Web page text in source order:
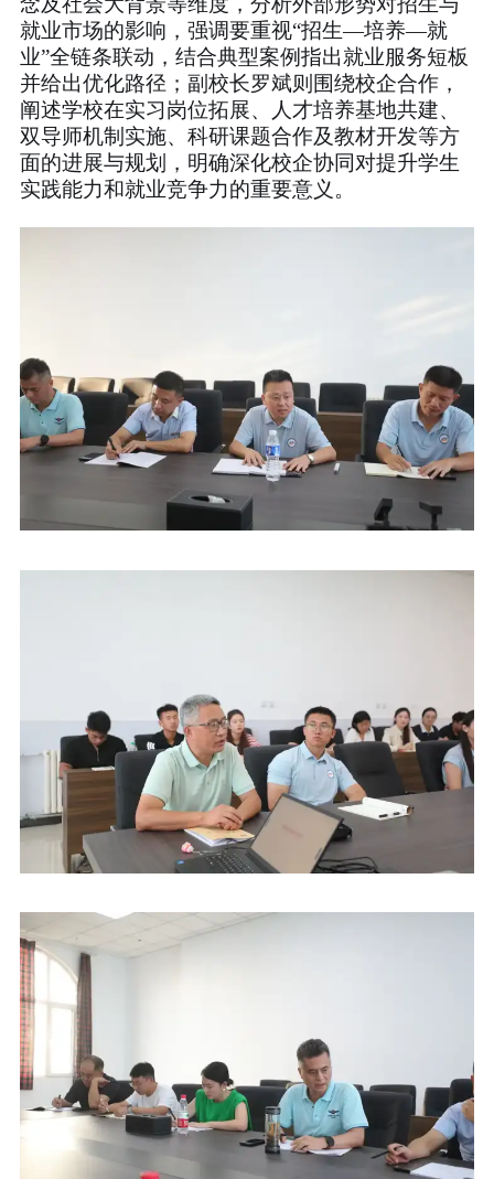
就业市场的影响，强调要重视“招生—培养—就
业”全链条联动，结合典型案例指出就业服务短板
并给出优化路径；副校长罗斌则围绕校企合作，
阐述学校在实习岗位拓展、人才培养基地共建、
双导师机制实施、科研课题合作及教材开发等方
面的进展与规划，明确深化校企协同对提升学生
实践能力和就业竞争力的重要意义。